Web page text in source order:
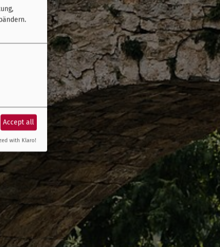
Accept all
with Klaro!